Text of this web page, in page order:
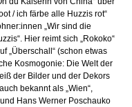
/ ich färbe alle Huzzis rot“
„Wir sind die
Hier reimt sich „Rokoko“
„Überschall“ (schon etwas
Kosmogonie: Die Welt der
der Bilder und der Dekors
bekannt als „Wien“,
Hans Werner Poschauko